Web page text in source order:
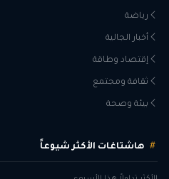
رياضة
أخبار الجالية
إقتصاد وطاقة
ثقافة ومجتمع
بيئة وصحة
هاشتاغات الأكثر شيوعاً